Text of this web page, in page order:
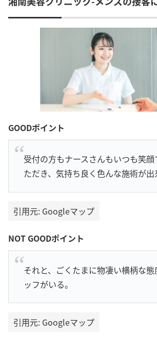
GOODポイント
受付の方もナースさんもいつも笑
ただき、気持ち良く色んな施術が出
引用元: Googleマップ
NOT GOODポイント
それと、ごくたまに物凄い横柄な
ッフがいる。
引用元: Googleマップ